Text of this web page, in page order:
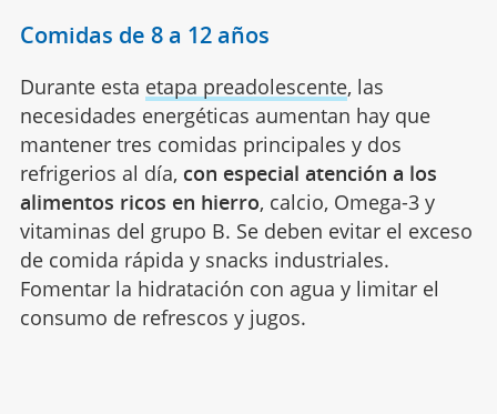
Comidas de 8 a 12 años
Durante esta etapa preadolescente, las
necesidades energéticas aumentan hay que
mantener tres comidas principales y dos
refrigerios al día, con especial atención a los
alimentos ricos en hierro, calcio, Omega-3 y
vitaminas del grupo B. Se deben evitar el exceso
de comida rápida y snacks industriales.
Fomentar la hidratación con agua y limitar el
consumo de refrescos y jugos.